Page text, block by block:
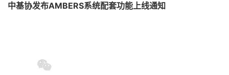
中基协发布AMBERS系统配套功能上线通知